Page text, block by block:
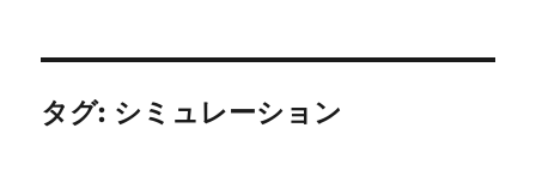
タグ: シミュレーション